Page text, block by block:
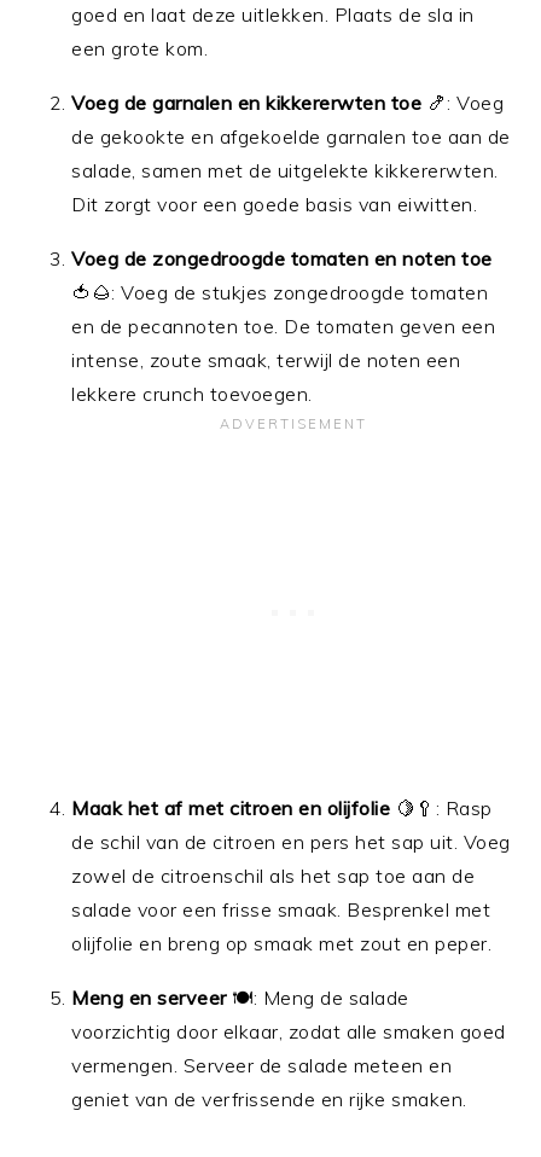
goed en laat deze uitlekken. Plaats de sla in
een grote kom.
Voeg de garnalen en kikkererwten toe 🍤: Voeg
de gekookte en afgekoelde garnalen toe aan de
salade, samen met de uitgelekte kikkererwten.
Dit zorgt voor een goede basis van eiwitten.
Voeg de zongedroogde tomaten en noten toe
🍅🌰: Voeg de stukjes zongedroogde tomaten
en de pecannoten toe. De tomaten geven een
intense, zoute smaak, terwijl de noten een
lekkere crunch toevoegen.
Maak het af met citroen en olijfolie 🍋🥄: Rasp
de schil van de citroen en pers het sap uit. Voeg
zowel de citroenschil als het sap toe aan de
salade voor een frisse smaak. Besprenkel met
olijfolie en breng op smaak met zout en peper.
Meng en serveer🍽️: Meng de salade
voorzichtig door elkaar, zodat alle smaken goed
vermengen. Serveer de salade meteen en
geniet van de verfrissende en rijke smaken.